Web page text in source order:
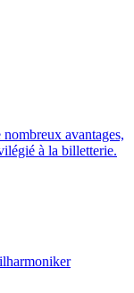
avantages,
à la billetterie.